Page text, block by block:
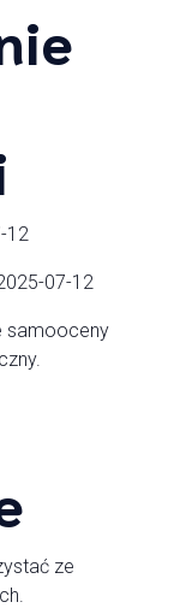
12
07-12
samooceny
ze